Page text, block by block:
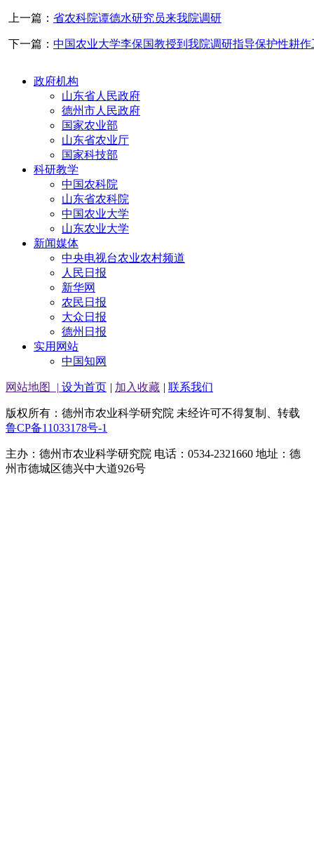
上一篇： 省农科院谭德水研究员来我院调研
下一篇： 中国农业大学李保国教授到我院调研指导保护性耕作
政府机构
山东省人民政府
德州市人民政府
国家农业部
山东省农业厅
国家科技部
科研教学
中国农科院
山东省农科院
中国农业大学
山东农业大学
新闻媒体
中央电视台农业农村频道
人民日报
新华网
农民日报
大众日报
德州日报
实用网站
中国知网
网站地图 | 设为首页 | 加入收藏 | 联系我们
版权所有：德州市农业科学研究院 未经许可不得复制、转载
鲁CP备11033178号-1
主办：德州市农业科学研究院 电话：0534-2321660 地址：德
州市德城区德兴中大道926号